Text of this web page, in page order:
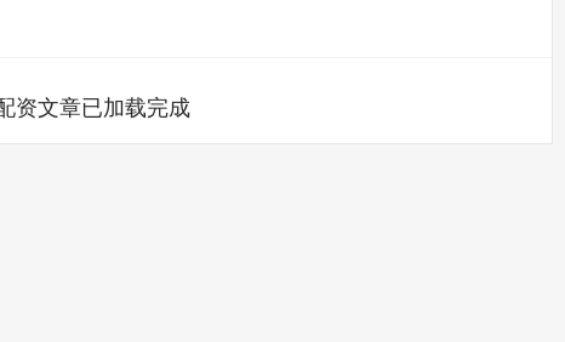
资文章已加载完成